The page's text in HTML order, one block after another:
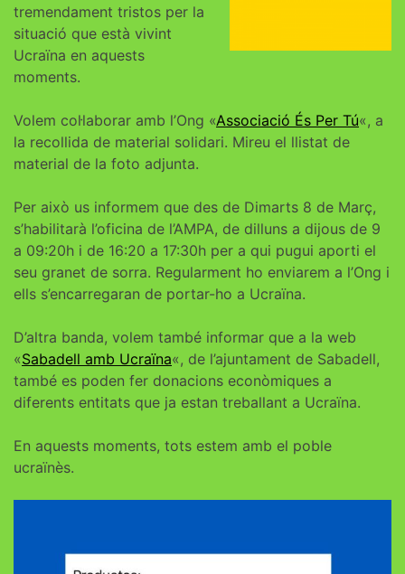
tremendament tristos per la
situació que està vivint
Ucraïna en aquests
moments.
Volem col·laborar amb l’Ong «Associació És Per Tú«, a
la recollida de material solidari. Mireu el llistat de
material de la foto adjunta.
Per això us informem que des de Dimarts 8 de Març,
s’habilitarà l’oficina de l’AMPA, de dilluns a dijous de 9
a 09:20h i de 16:20 a 17:30h per a qui pugui aporti el
seu granet de sorra. Regularment ho enviarem a l’Ong i
ells s’encarregaran de portar-ho a Ucraïna.
D’altra banda, volem també informar que a la web
«Sabadell amb Ucraïna«, de l’ajuntament de Sabadell,
també es poden fer donacions econòmiques a
diferents entitats que ja estan treballant a Ucraïna.
En aquests moments, tots estem amb el poble
ucraïnès.